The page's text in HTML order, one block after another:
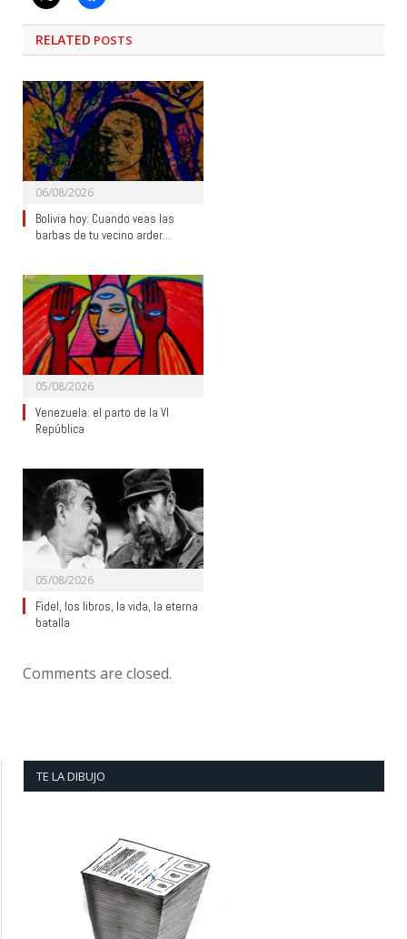
RELATED POSTS
06/08/2026
Bolivia hoy: Cuando veas las
barbas de tu vecino arder…
05/08/2026
Venezuela: el parto de la VI
República
05/08/2026
Fidel, los libros, la vida, la eterna
batalla
Comments are closed.
TE LA DIBUJO